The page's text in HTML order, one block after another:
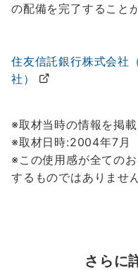
の配備を完了すること
住友信託銀行株式会社
社）
※取材当時の情報を掲載
※取材日時:2004年7月
※この使用感が全ての
するものではありません
さらに